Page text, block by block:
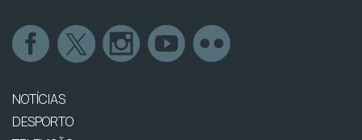
NOTÍCIAS
DESPORTO